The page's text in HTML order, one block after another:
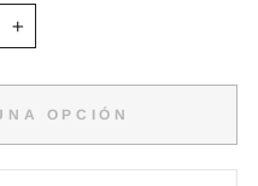
OPCIÓN